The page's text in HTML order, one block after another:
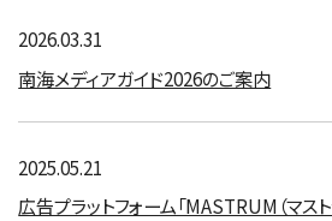
2026.03.31
南海メディアガイド2026のご案内
2025.05.21
広告プラットフォーム「MASTRUM（マス